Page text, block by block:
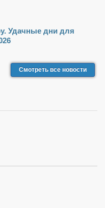
Удачные дни для
Смотреть все новости